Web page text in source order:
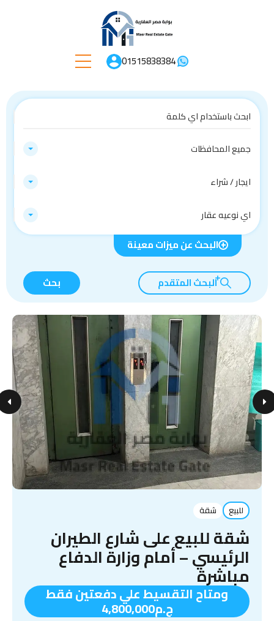
01515838384
جميع المحافظات
ايجار / شراء
اي نوعيه عقار
البحث عن ميزات معينة
البحث المتقدم بحث
للبيع شقة
شقة للبيع على شارع الطيران
الرئيسي – أمام وزارة الدفاع
مباشرة
ومتاح التقسيط علي دفعتين فقط
ج.م4,800,000